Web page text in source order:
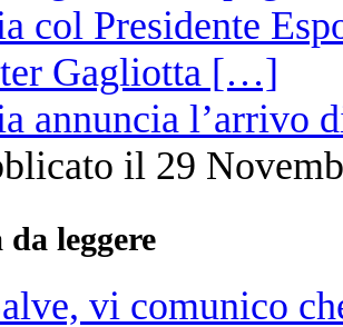
annuncia l’arrivo
il 29
leggere